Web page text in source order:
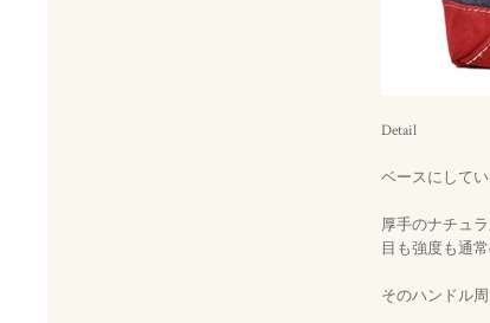
Detail
ベースにしてい
厚手のナチュ
目も強度も通常
そのハンドル